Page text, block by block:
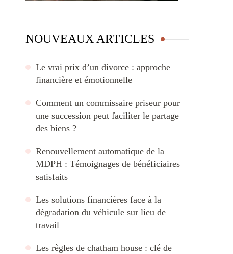
NOUVEAUX ARTICLES
Le vrai prix d’un divorce : approche
financière et émotionnelle
Comment un commissaire priseur pour
une succession peut faciliter le partage
des biens ?
Renouvellement automatique de la
MDPH : Témoignages de bénéficiaires
satisfaits
Les solutions financières face à la
dégradation du véhicule sur lieu de
travail
Les règles de chatham house : clé de